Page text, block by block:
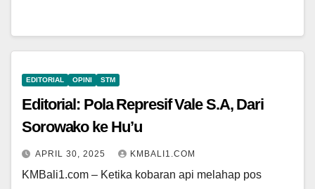
EDITORIAL OPINI STM
Editorial: Pola Represif Vale S.A, Dari
Sorowako ke Hu’u
APRIL 30, 2025 KMBALI1.COM
KMBali1.com – Ketika kobaran api melahap pos